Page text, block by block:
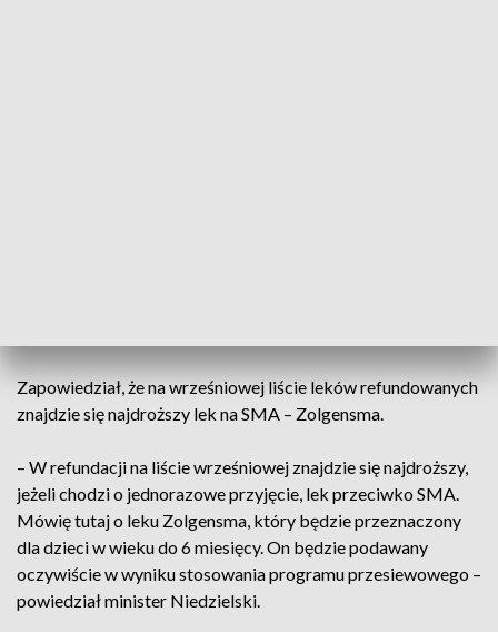
Zapowiedział, że na wrześniowej liście leków refundowanych
znajdzie się najdroższy lek na SMA – Zolgensma.
– W refundacji na liście wrześniowej znajdzie się najdroższy,
jeżeli chodzi o jednorazowe przyjęcie, lek przeciwko SMA.
Mówię tutaj o leku Zolgensma, który będzie przeznaczony
dla dzieci w wieku do 6 miesięcy. On będzie podawany
oczywiście w wyniku stosowania programu przesiewowego –
powiedział minister Niedzielski.